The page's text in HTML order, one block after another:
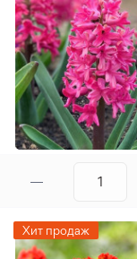
Хит продаж